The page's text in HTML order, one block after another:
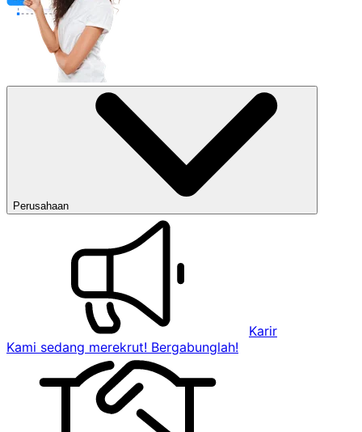
Perusahaan
Karir
Kami sedang merekrut! Bergabunglah!